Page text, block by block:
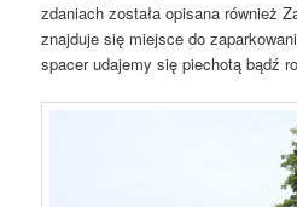
zdaniach została opisana również
znajduje się miejsce do
spacer udajemy się piechotą bądź